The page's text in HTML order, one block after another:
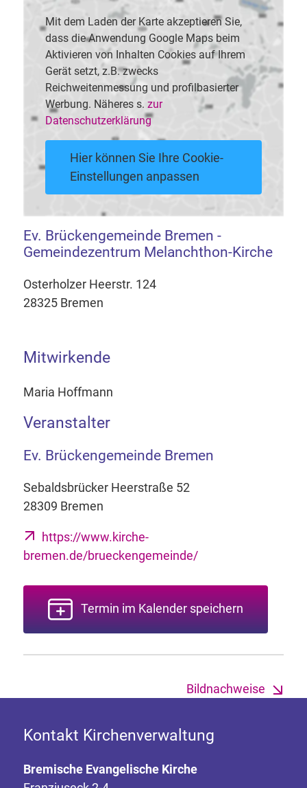
Mit dem Laden der Karte akzeptieren Sie,
dass die Anwendung Google Maps beim
Aktivieren von Inhalten Cookies auf Ihrem
Gerät setzt, z.B. zwecks
Reichweitenmessung und profilbasierter
Werbung. Näheres s. zur
Datenschutzerklärung
Hier können Sie Ihre Cookie-
Einstellungen anpassen
Ev. Brückengemeinde Bremen -
Gemeindezentrum Melanchthon-Kirche
Osterholzer Heerstr. 124
28325 Bremen
Mitwirkende
Maria Hoffmann
Veranstalter
Ev. Brückengemeinde Bremen
Sebaldsbrücker Heerstraße 52
28309 Bremen
https://www.kirche-
bremen.de/brueckengemeinde/
Termin im Kalender speichern
Bildnachweise
Kontakt Kirchenverwaltung
Bremische Evangelische Kirche